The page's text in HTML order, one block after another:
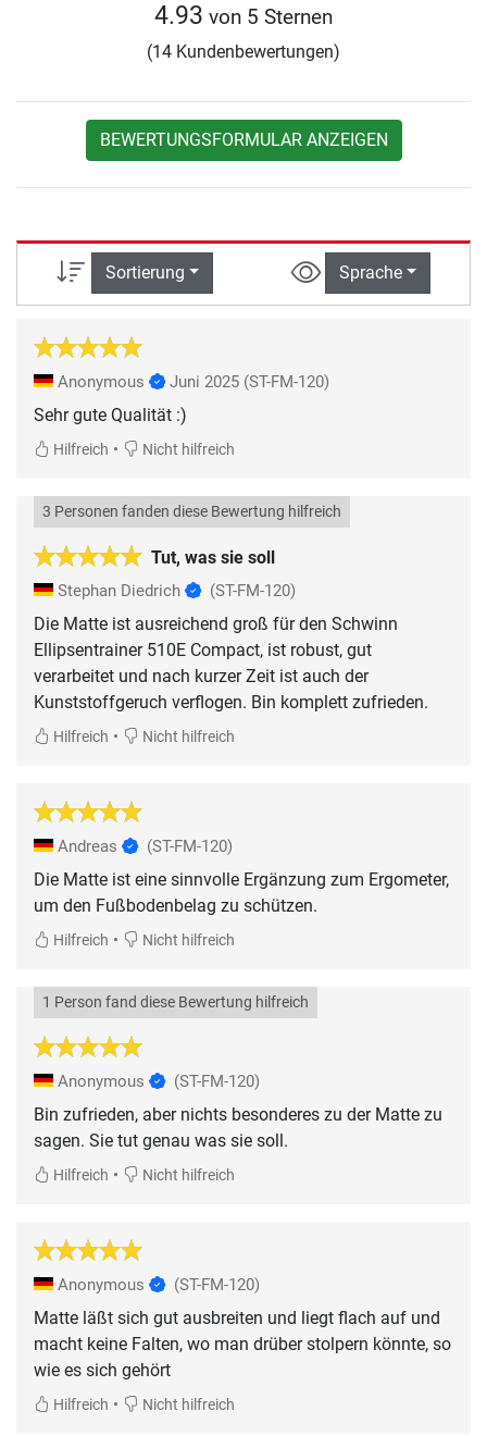
4.93 von 5 Sternen
(14 Kundenbewertungen)
BEWERTUNGSFORMULAR ANZEIGEN
Sortierung Sprache
Anonymous Juni 2025 (ST-FM-120)
Sehr gute Qualität :)
Hilfreich • Nicht hilfreich
Tut, was sie soll
3 Personen fanden diese Bewertung hilfreich
Stephan Diedrich (ST-FM-120)
Die Matte ist ausreichend groß für den Schwinn
Ellipsentrainer 510E Compact, ist robust, gut
verarbeitet und nach kurzer Zeit ist auch der
Kunststoffgeruch verflogen. Bin komplett zufrieden.
Hilfreich • Nicht hilfreich
Andreas (ST-FM-120)
Die Matte ist eine sinnvolle Ergänzung zum Ergometer,
um den Fußbodenbelag zu schützen.
Hilfreich • Nicht hilfreich
1 Person fand diese Bewertung hilfreich
Anonymous (ST-FM-120)
Bin zufrieden, aber nichts besonderes zu der Matte zu
sagen. Sie tut genau was sie soll.
Hilfreich • Nicht hilfreich
Anonymous (ST-FM-120)
Matte läßt sich gut ausbreiten und liegt flach auf und
macht keine Falten, wo man drüber stolpern könnte, so
wie es sich gehört
Hilfreich • Nicht hilfreich